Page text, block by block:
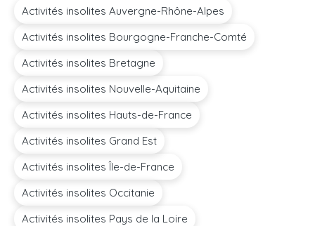
Activités insolites Auvergne-Rhône-Alpes
Activités insolites Bourgogne-Franche-Comté
Activités insolites Bretagne
Activités insolites Nouvelle-Aquitaine
Activités insolites Hauts-de-France
Activités insolites Grand Est
Activités insolites Île-de-France
Activités insolites Occitanie
Activités insolites Pays de la Loire